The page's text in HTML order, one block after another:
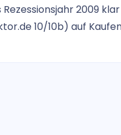
Rezessionsjahr 2009
10/10b) auf